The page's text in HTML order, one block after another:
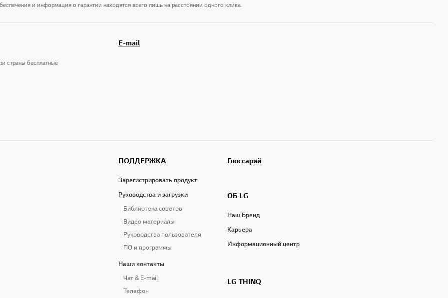
и информация о гарантии находятся всего лишь на расстоянии одного клика.
страны бесплатные
E-mail
ПОДДЕРЖКА
Зарегистрировать продукт
Руководства и загрузки
Библиотека советов
Видео материалы
Руководства пользователя
ПО и программы
Наши контакты
Чат & E-mail
Телефон
Глоссарий
ОБ LG
Наш Бренд
Карьера
Информационный центр
LG THINQ